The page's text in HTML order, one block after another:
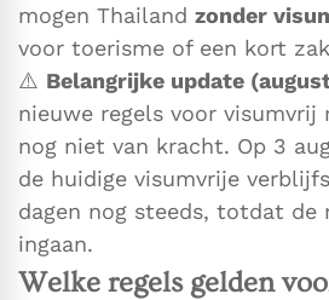
mogen Thailand zonder
voor toerisme of een kort
⚠️ Belangrijke update
nieuwe regels voor visumvrij
nog niet van kracht. Op 3
de huidige visumvrije
dagen nog steeds, totdat de
ingaan.
Welke regels gelden